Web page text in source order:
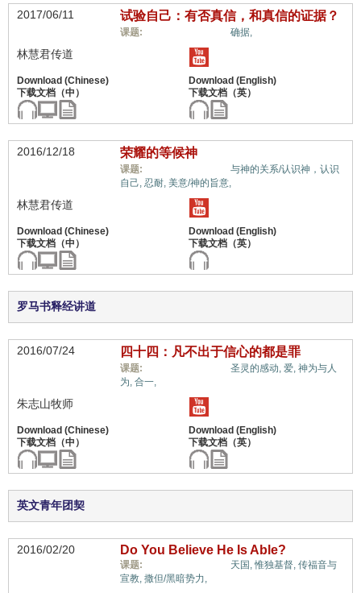
2017/06/11 试验自己：有否真信，和真信的证据？
课题: 确据,
林慧君传道
2016/12/18 荣耀的等候神
课题:
与神的关系/认识神，认识
自己, 忍耐, 美意/神的旨意,
林慧君传道
罗马书释经讲道
2016/07/24 四十四：凡不出于信心的都是罪
课题: 圣灵的感动, 爱, 神为与人
为, 合一,
朱志山牧师
英文青年团契
2016/02/20 Do You Believe He Is Able?
课题: 天国,惟独基督, 传福音与
宣教, 撒但/黑暗势力,